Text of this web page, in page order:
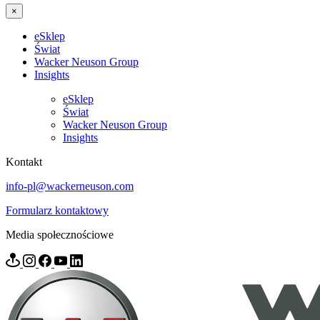
×
eSklep
Świat
Wacker Neuson Group
Insights
eSklep
Świat
Wacker Neuson Group
Insights
Kontakt
info-pl@wackerneuson.com
Formularz kontaktowy
Media społecznościowe